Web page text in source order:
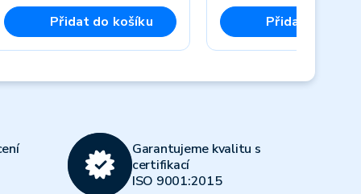
Přidat do košíku Přidat do
Garantujeme kvalitu s
certifikací
ISO 9001:2015